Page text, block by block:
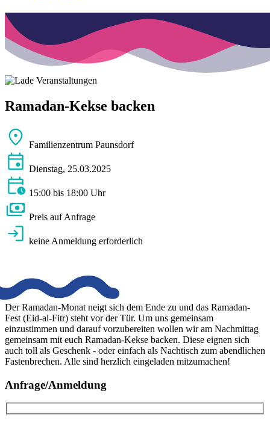
Ramadan-Kekse backen
Familienzentrum Paunsdorf
Dienstag, 25.03.2025
15:00 bis 18:00 Uhr
Preis auf Anfrage
keine Anmeldung erforderlich
Der Ramadan-Monat neigt sich dem Ende zu und das Ramadan-
Fest (Eid-al-Fitr) steht vor der Tür. Um uns gemeinsam
einzustimmen und darauf vorzubereiten wollen wir am Nachmittag
gemeinsam mit euch Ramadan-Kekse backen. Diese eignen sich
auch toll als Geschenk - oder einfach als Nachtisch zum abendlichen
Fastenbrechen. Alle sind herzlich eingeladen mitzumachen!
Anfrage/Anmeldung